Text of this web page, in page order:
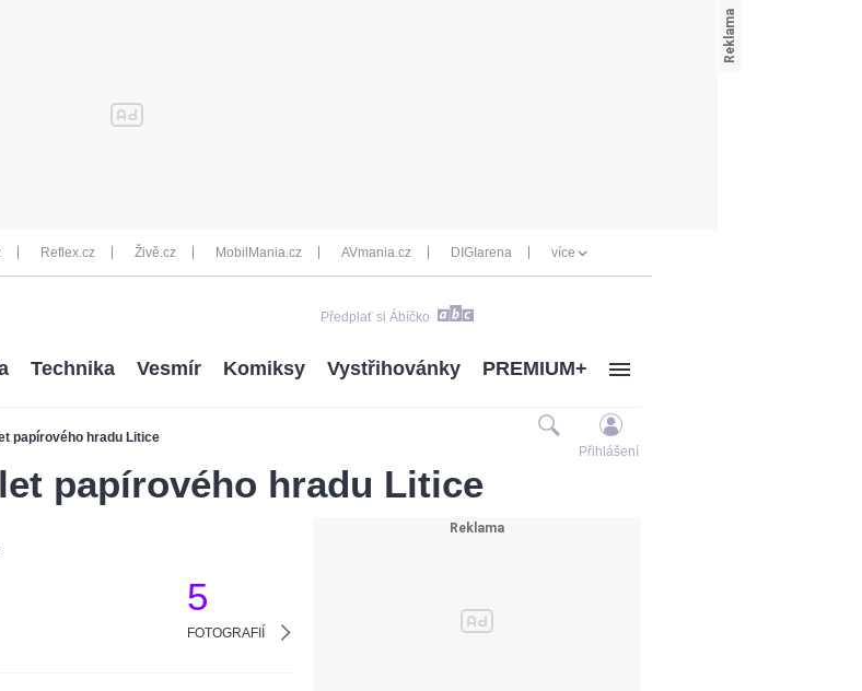
Reflex.cz Živě.cz MobilMania.cz AVmania.cz DIGIarena více
Předplať si Ábíčko
papírového hradu Litice
Technika Vesmír Komiksy Vystřihovánky PREMIUM+
Přihlášení
papírového hradu Litice
5
FOTOGRAFIÍ